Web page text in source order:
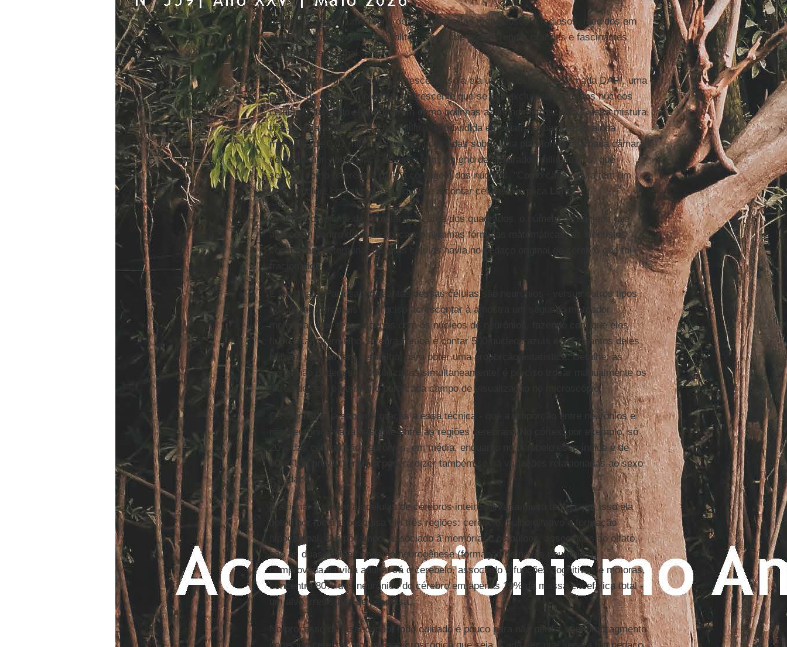
Segue-se, então, uma rotina de procedimentos meticulosos e tediosos, medidos em
segundos, milímetros e microlitros, mas que podem render grandes e fascinantes
descobertas no final.
Pronta a sopa de organelas, acrescenta-se a ela uma substância chamada DAPI, uma
espécie de corante molecular fluorescente que se liga exclusivamente aos núcleos
celulares, fazendo eles brilharem como bolinhas azuis no microscópio. Dessa mistura,
tira-se uma amostra de 0,04 mililitro, subdividida em quatro subamostras ainda
menores, de 0,01 mililitro, que são colocadas sobre uma plataforma chamada câmara
de Neubauer - uma placa de vidro com um grid de quadrados milimétricos, que
servem como referência para a contagem dos núcleos. "Como cada célula tem um
único núcleo, contar núcleos equivale a contar células", explica
Lent .
Sabendo o volume das amostras, a área dos quadrados, o número de núcleos que
aparecem dentro deles, e aplicando algumas fórmulas matemáticas, os cientistas
conseguem determinar quantas células havia no pedaço original de cérebro que foi
fracionado.
E tem mais. Para saber quantas dessas células são neurônios - versus outros tipos
de células cerebrais - é preciso acrescentar à amostra um segundo marcador
molecular, que reage apenas com os núcleos de neurônios, fazendo com que eles
fluoresçam vermelho. A regra básica é contar 500 núcleos azuis e ver quantos deles
brilham também em vermelho, para obter uma proporção estatística. Detalhe: as
cores não podem ser visualizadas simultaneamente; é preciso trocar manualmente os
filtros de azul e vermelho para cada campo de visualização no microscópio.
Os cientistas já sabem - graças a essa técnica - que a proporção entre neurônios e
não neurônios varia bastante entre as regiões cerebrais. No córtex, por exemplo, só
20% das células são neurônios, em média, enquanto no cerebelo esse índice é de
80%. Em breve,Virgínia
poderá dizer também se há variações relacionadas ao sexo
e à idade.
Fracionar e contar as células de cérebros inteiros levaria muito tempo, por isso ela
optou por focar a pesquisa em três regiões: cerebelo, bulbo olfativo e formação
hipocampal. O hipocampo, associado à memória, e os bulbos, associados ao olfato,
são as duas regiões onde há neurogênese (formação de novos neurônios)
comprovada na vida adulta. Já o cerebelo, associado a funções cognitivas e motoras,
concentra 80% dos neurônios do cérebro em apenas 10% da massa encefálica total -
um alvo irresistível de pesquisa.
No processo de dissecação, todo cuidado é pouco para não perder nenhum fragmento